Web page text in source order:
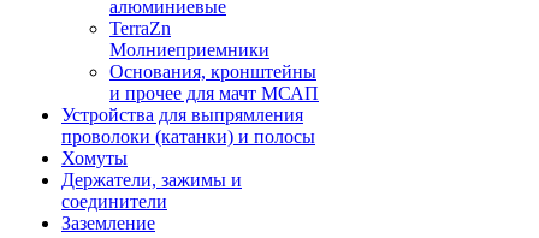
алюминиевые
TerraZn
Молниеприемники
Основания, кронштейны
и прочее для мачт МСАП
Устройства для выпрямления
проволоки (катанки) и полосы
Хомуты
Держатели, зажимы и
соединители
Заземление